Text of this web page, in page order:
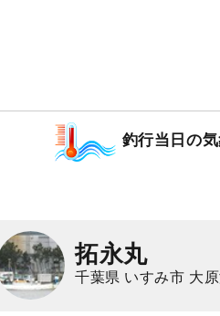
釣行当日の
拓永丸
千葉県 いすみ市 大